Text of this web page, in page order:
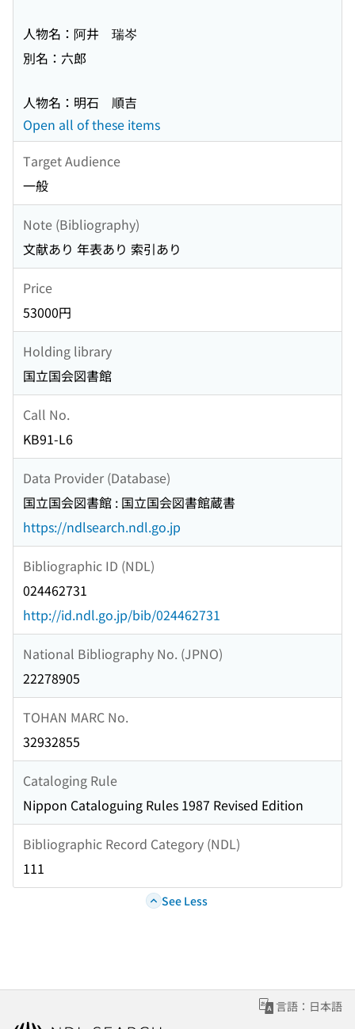
人物名：阿井 瑞岑
別名：六郎
人物名：明石 順吉
Open all of these items
Target Audience
一般
Note (Bibliography)
文献あり 年表あり 索引あり
Price
53000円
Holding library
国立国会図書館
Call No.
KB91-L6
Data Provider (Database)
国立国会図書館 : 国立国会図書館蔵書
https://ndlsearch.ndl.go.jp
Bibliographic ID (NDL)
024462731
http://id.ndl.go.jp/bib/024462731
National Bibliography No. (JPNO)
22278905
TOHAN MARC No.
32932855
Cataloging Rule
Nippon Cataloguing Rules 1987 Revised Edition
Bibliographic Record Category (NDL)
111
See Less
言語：日本語